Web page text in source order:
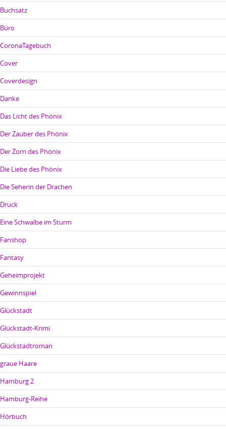
Buchsatz
Büro
CoronaTagebuch
Cover
Coverdesign
Danke
Das Licht des Phönix
Der Zauber des Phönix
Der Zorn des Phönix
Die Liebe des Phönix
Die Seherin der Drachen
Druck
Eine Schwalbe im Sturm
Fanshop
Fantasy
Geheimprojekt
Gewinnspiel
Glückstadt
Glückstadt-Krimi
Glückstadtroman
graue Haare
Hamburg 2
Hamburg-Reihe
Hörbuch